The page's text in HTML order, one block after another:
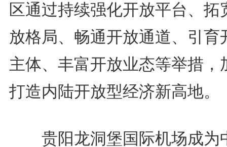
区通过持续强化开放平台、拓
放格局、畅通开放通道、引育
主体、丰富开放业态等举措，
打造内陆开放型经济新高地。
贵阳龙洞堡国际机场成为